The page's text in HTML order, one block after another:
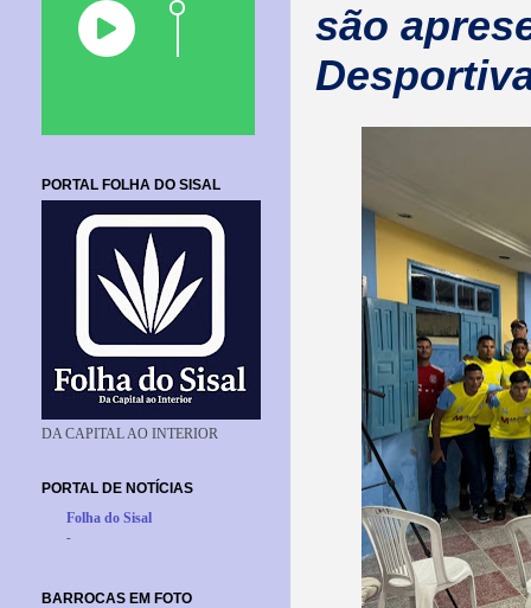
são
PORTAL FOLHA DO SISAL
DA CAPITAL AO INTERIOR
PORTAL DE NOTÍCIAS
Folha do Sisal
-
BARROCAS EM FOTO